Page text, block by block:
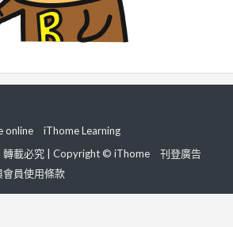
online
iThome Learning
轉載必究 | Copyright © iThome
刊登廣告
會員使用條款